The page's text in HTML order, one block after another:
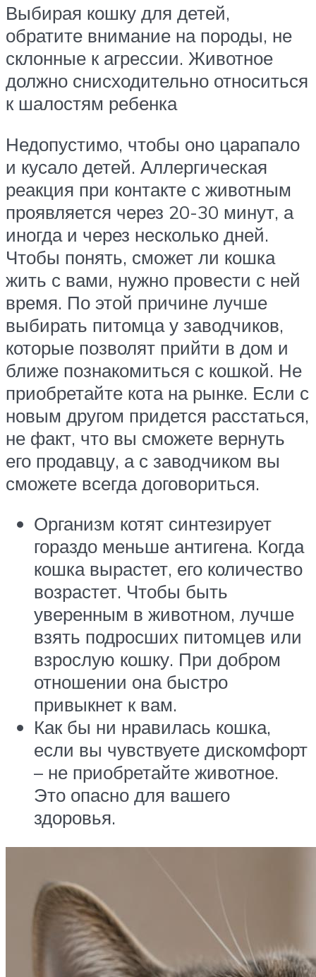
Выбирая кошку для детей,
обратите внимание на породы, не
склонные к агрессии. Животное
должно снисходительно относиться
к шалостям ребенка
Недопустимо, чтобы оно царапало
и кусало детей. Аллергическая
реакция при контакте с животным
проявляется через 20-30 минут, а
иногда и через несколько дней.
Чтобы понять, сможет ли кошка
жить с вами, нужно провести с ней
время. По этой причине лучше
выбирать питомца у заводчиков,
которые позволят прийти в дом и
ближе познакомиться с кошкой. Не
приобретайте кота на рынке. Если с
новым другом придется расстаться,
не факт, что вы сможете вернуть
его продавцу, а с заводчиком вы
сможете всегда договориться.
Организм котят синтезирует
гораздо меньше антигена. Когда
кошка вырастет, его количество
возрастет. Чтобы быть
уверенным в животном, лучше
взять подросших питомцев или
взрослую кошку. При добром
отношении она быстро
привыкнет к вам.
Как бы ни нравилась кошка,
если вы чувствуете дискомфорт
– не приобретайте животное.
Это опасно для вашего
здоровья.